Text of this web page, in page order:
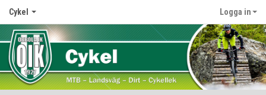
Cykel Logga in